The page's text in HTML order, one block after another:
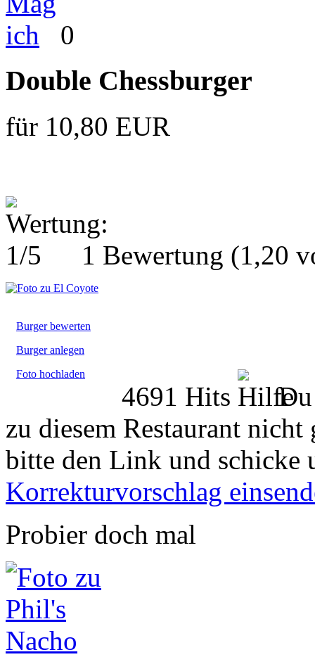
0
Double Chessburger
für 10,80 EUR
1 Bewertung (1,20
Burger bewerten
Burger anlegen
Foto hochladen
4691 Hits
zu diesem Restaurant
bitte den Link und schicke
Korrekturvorschlag
Probier doch mal